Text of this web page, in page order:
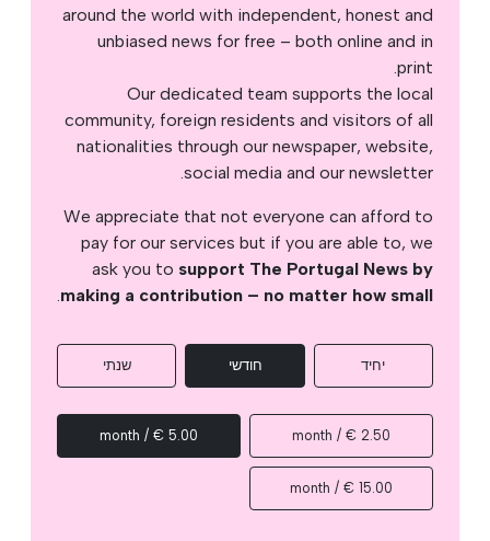
around the world with independent, honest and
unbiased news for free – both online and in
print.
Our dedicated team supports the local
community, foreign residents and visitors of all
nationalities through our newspaper, website,
social media and our newsletter.
We appreciate that not everyone can afford to
pay for our services but if you are able to, we
ask you to support The Portugal News by
making a contribution – no matter how small
.
יחיד חודשי שנתי
2.50 € / month
5.00 € / month
15.00 € / month